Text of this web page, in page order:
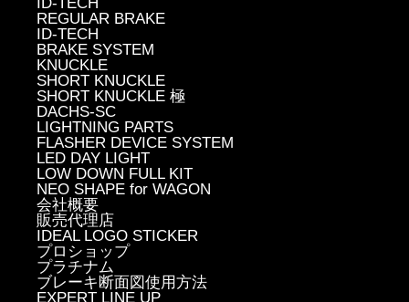
REGULAR BRAKE
ID-TECH
BRAKE SYSTEM
KNUCKLE
SHORT KNUCKLE
SHORT KNUCKLE 極
DACHS-SC
LIGHTNING PARTS
FLASHER DEVICE SYSTEM
LED DAY LIGHT
LOW DOWN FULL KIT
NEO SHAPE for WAGON
会社概要
販売代理店
IDEAL LOGO STICKER
プロショップ
プラチナム
ブレーキ断面図使用方法
EXPERT LINE UP